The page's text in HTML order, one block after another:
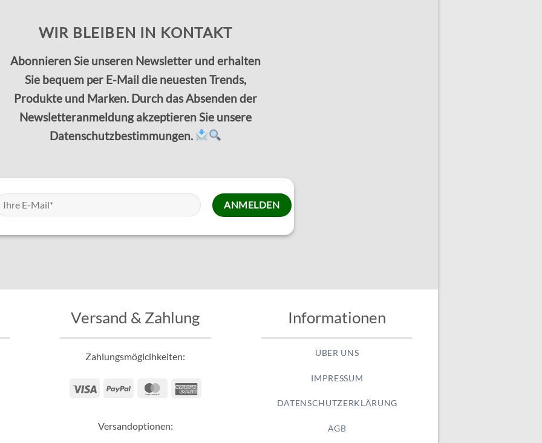
WIR BLEIBEN IN KONTAKT
Abonnieren Sie unseren Newsletter und erhalten
Sie bequem per E-Mail die neuesten Trends,
Produkte und Marken. Durch das Absenden der
Newsletteranmeldung akzeptieren Sie unsere
Datenschutzbestimmungen.
Versand & Zahlung
Zahlungsmöglcihkeiten:
Visa PayPal MasterCardAmerican
Versandoptionen:
Informationen
ÜBER UNS
IMPRESSUM
DATENSCHUTZERKLÄRUNG
AGB